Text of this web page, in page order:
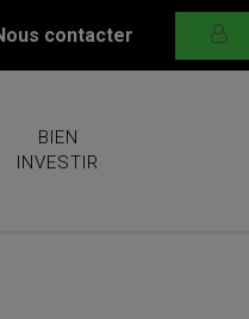
contacter
BIEN
INVESTIR